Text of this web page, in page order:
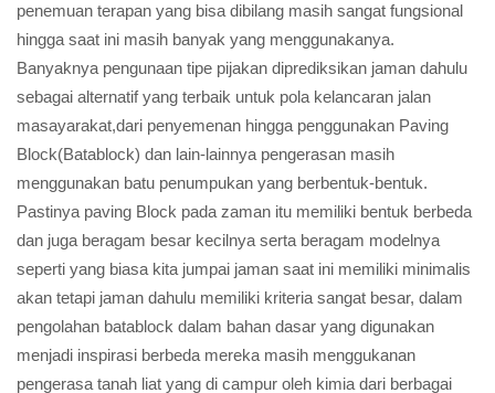
penemuan terapan yang bisa dibilang masih sangat fungsional
hingga saat ini masih banyak yang menggunakanya.
Banyaknya pengunaan tipe pijakan diprediksikan jaman dahulu
sebagai alternatif yang terbaik untuk pola kelancaran jalan
masayarakat,dari penyemenan hingga penggunakan Paving
Block(Batablock) dan lain-lainnya pengerasan masih
menggunakan batu penumpukan yang berbentuk-bentuk.
Pastinya paving Block pada zaman itu memiliki bentuk berbeda
dan juga beragam besar kecilnya serta beragam modelnya
seperti yang biasa kita jumpai jaman saat ini memiliki minimalis
akan tetapi jaman dahulu memiliki kriteria sangat besar, dalam
pengolahan batablock dalam bahan dasar yang digunakan
menjadi inspirasi berbeda mereka masih menggukanan
pengerasa tanah liat yang di campur oleh kimia dari berbagai